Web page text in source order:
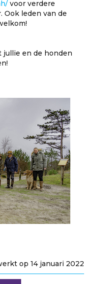
voor verdere
Ook leden van de
jullie en de honden
op 14 januari 2022